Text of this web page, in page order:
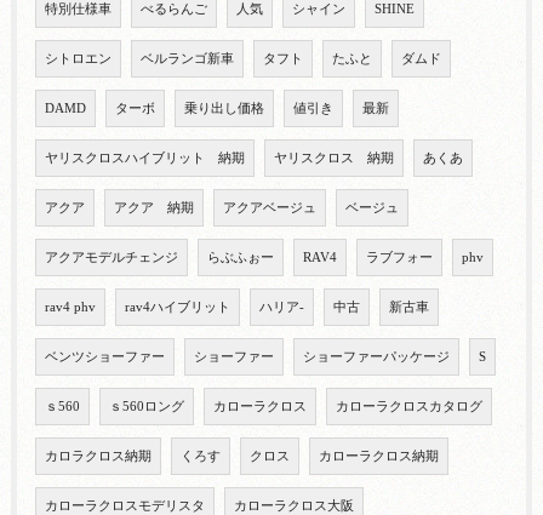
特別仕様車 べるらんご 人気 シャイン SHINE
シトロエン ベルランゴ新車 タフト たふと ダムド
DAMD ターボ 乗り出し価格 値引き 最新
ヤリスクロスハイブリット 納期 ヤリスクロス 納期 あくあ
アクア アクア 納期 アクアベージュ ベージュ
アクアモデルチェンジ らぶふぉー RAV4 ラブフォー phv
rav4 phv rav4ハイブリット ハリア- 中古 新古車
ベンツショーファー ショーファー ショーファーパッケージ S
ｓ560 ｓ560ロング カローラクロス カローラクロスカタログ
カロラクロス納期 くろす クロス カローラクロス納期
カローラクロスモデリスタ カローラクロス大阪